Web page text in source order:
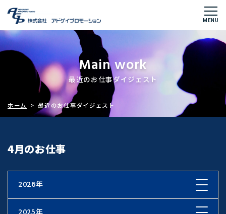
Main work
最近のお仕事ダイジェスト
ホーム > 最近のお仕事ダイジェスト
4月のお仕事
2026年
2025年